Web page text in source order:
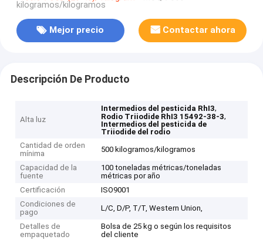
kilogramos/kilogramos
Mejor precio Contactar ahora
Descripción De Producto
Alta luz
Intermedios del pesticida RhI3,
Rodio Triiodide RhI3 15492-38-3,
Intermedios del pesticida de
Triiodide del rodio
Cantidad de orden
mínima
500 kilogramos/kilogramos
Capacidad de la
fuente
100 toneladas métricas/toneladas
métricas por año
Certificación
ISO9001
Condiciones de
pago
L/C, D/P, T/T, Western Union,
Detalles de
empaquetado
Bolsa de 25 kg o según los requisitos
del cliente